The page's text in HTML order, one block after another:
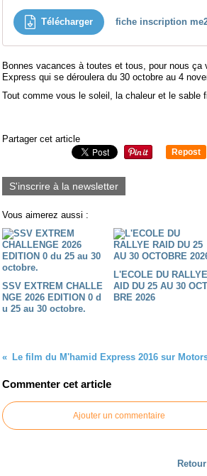
Télécharger fiche inscription
Bonnes vacances à toutes et tous, pour nous
Express qui se déroulera du 30 octobre au 4
Tout comme vous le soleil, la chaleur et le sable
Partager cet article
Repost
S'inscrire à la newsletter
Vous aimerez aussi :
SSV EXTREM CHALLE
NGE 2026 EDITION 0 d
u 25 au 30 octobre.
L'ECOLE DU
AID DU 25 AU 30
BRE 2026
Commenter cet article
Ajouter un commentaire